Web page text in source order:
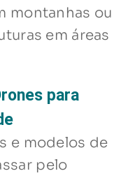
montanhas ou
em áreas
para
e modelos de
pelo